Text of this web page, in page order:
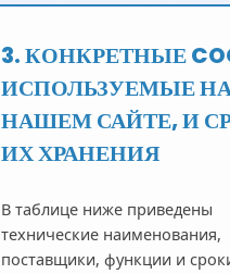
3. КОНКРЕТНЫЕ
ИСПОЛЬЗУЕМЫЕ
НАШЕМ САЙТЕ, И
ИХ ХРАНЕНИЯ
В таблице ниже приведены
технические наименования,
поставщики, функции и